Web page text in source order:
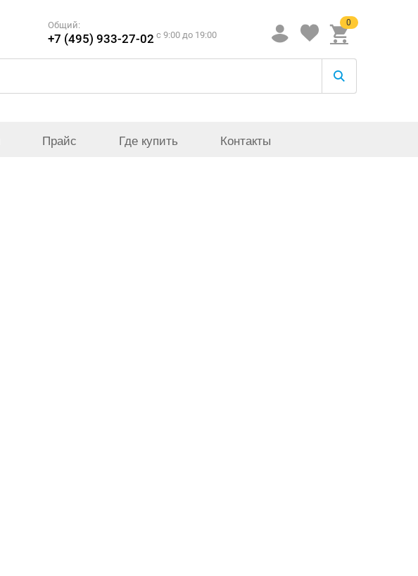
Общий:
+7 (495) 933-27-02 c 9:00 до 19:00
0
Прайс Где купить Контакты